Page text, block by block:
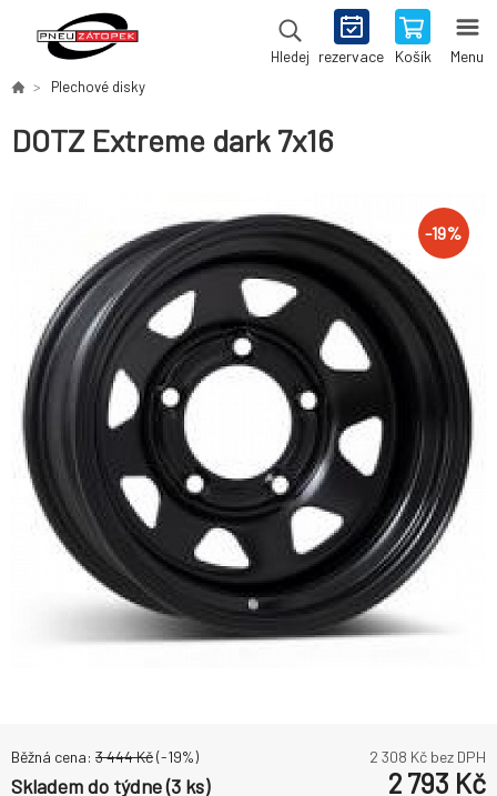
Hledej rezervace Košík Menu
Plechové disky
DOTZ Extreme dark 7x16
-19%
Běžná cena: 3 444Kč(-19%) 2 308 Kč bez DPH
Skladem do týdne (3 ks) 2 793 Kč